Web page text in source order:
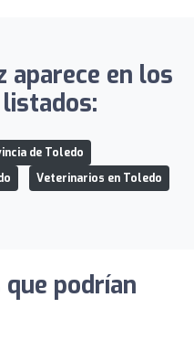
aparece en los
de Toledo
Veterinarios en Toledo
podrían